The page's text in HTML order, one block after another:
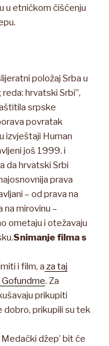
u etničkom čišćenju
položaj Srba u
hrvatski Srbi”,
srpske
povratak
izvještaji Human
još 1999. i
da hrvatski Srbi
prava
– od prava na
mirovinu –
ometaju i otežavaju
Snimanje filma s
i film, a za taj
. Za
prikupiti
dobro, prikupili su tek
džep’ bit će